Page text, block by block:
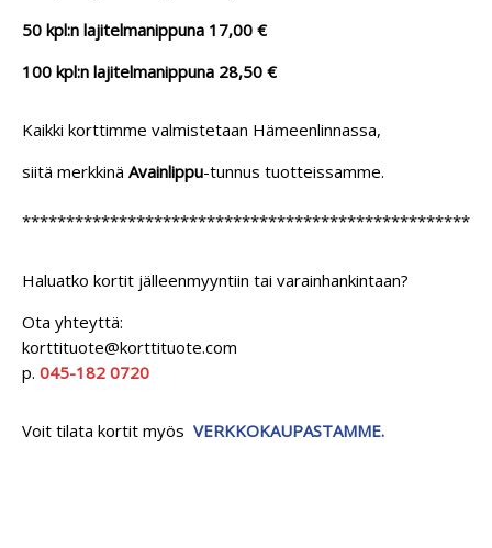
50 kpl:n lajitelmanippuna 17,00 €
100 kpl:n lajitelmanippuna 28,50 €
Kaikki korttimme valmistetaan Hämeenlinnassa,
siitä merkkinä Avainlippu-tunnus tuotteissamme.
****************************************************
Haluatko kortit jälleenmyyntiin tai varainhankintaan?
Ota yhteyttä:
korttituote@korttituote.com
p. 045-182 0720
Voit tilata kortit myös VERKKOKAUPASTAMME.